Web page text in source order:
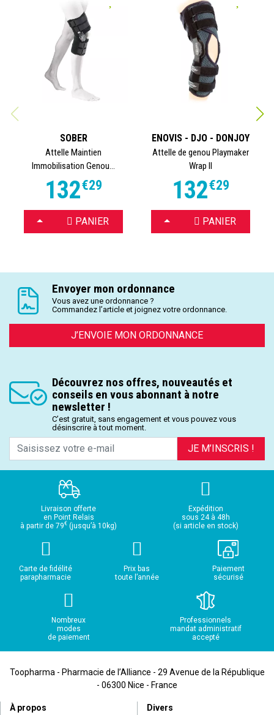
SOBER
Attelle Maintien
Immobilisation Genou...
132€29
CHOISIR PANIER
ENOVIS - DJO - DONJOY
Attelle de genou Playmaker
Wrap II
132€29
CHOISIR PANIER
Envoyer mon ordonnance
Vous avez une ordonnance ?
Commandez l’article et joignez votre ordonnance.
J’ENVOIE MON ORDONNANCE
Découvrez nos offres, nouveautés et
conseils en vous abonnant à notre
newsletter !
C’est gratuit, sans engagement et vous pouvez vous
désinscrire à tout moment.
JE M’INSCRIS !
Livraison offerte
en Point Relais
à partir de 79€ (jusqu’à 10kg)
Expédition
sous 24 à 48h
(si article en stock)
Carte de fidélité
parapharmacie
Prix bas
toute l’année
Paiement
sécurisé
Nombreux
modes
de paiement
Professionnels
mandat administratif
accepté
Toopharma - Pharmacie de l’Alliance - 29 Avenue de la République
- 06300 Nice - France
À propos Divers